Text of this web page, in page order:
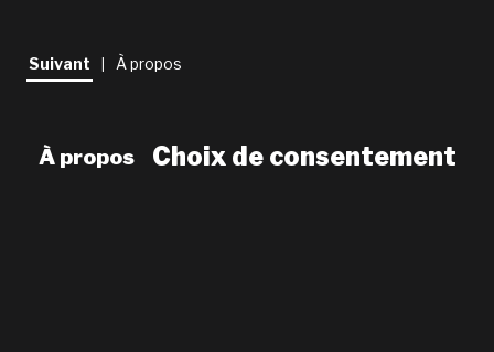
newsletter
Suivant À propos
À propos Choix de consentement